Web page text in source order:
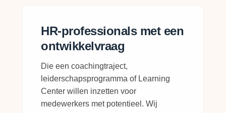
HR-professionals met een
ontwikkelvraag
Die een coachingtraject,
leiderschapsprogramma of Learning
Center willen inzetten voor
medewerkers met potentieel. Wij